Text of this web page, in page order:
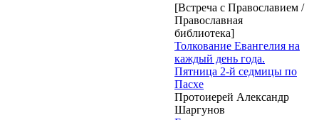
[Встреча с Православием /
Православная
библиотека]
Толкование Евангелия на
каждый день года.
Пятница 2-й седмицы по
Пасхе
Протоиерей Александр
Шаргунов